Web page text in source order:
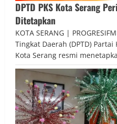
DPTD PKS Kota Serang
Ditetapkan
KOTA SERANG |
Tingkat Daerah (DPTD) Partai
Kota Serang resmi